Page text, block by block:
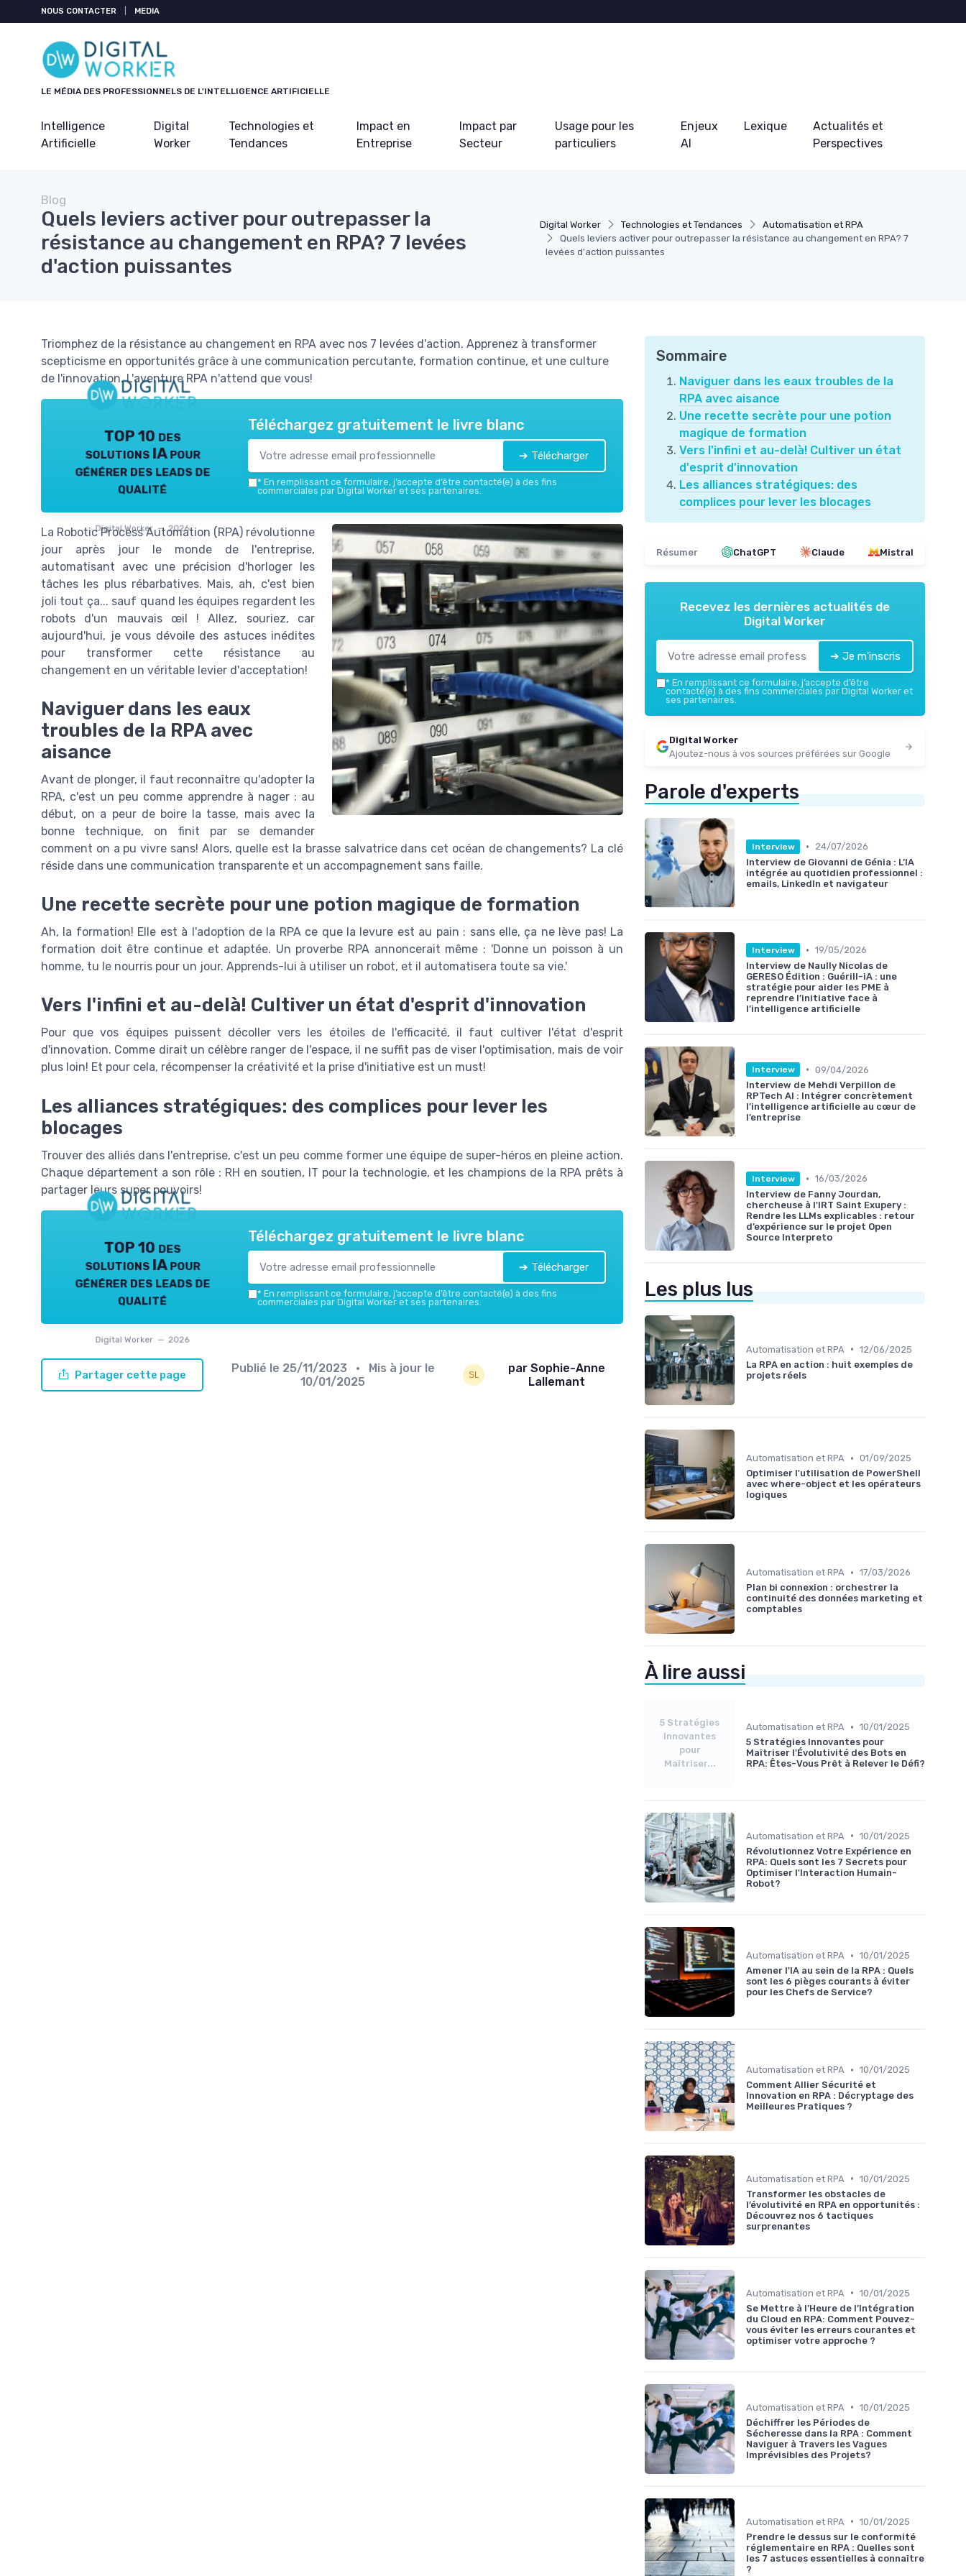
NOUS CONTACTER MEDIA
LE MÉDIA DES PROFESSIONNELS DE L'INTELLIGENCE ARTIFICIELLE
Intelligence
Artificielle
Digital
Worker
Technologies et
Tendances
Impact en
Entreprise
Impact par
Secteur
Usage pour les
particuliers
Enjeux
AI
Lexique
Actualités et
Perspectives
Digital Worker Technologies et Tendances
Automatisation et RPA
Quels leviers activer pour outrepasser la résistance au changement en RPA? 7
levées d'action puissantes
Blog
Quels leviers activer pour outrepasser la
résistance au changement en RPA? 7 levées
d'action puissantes
Triomphez de la résistance au changement en RPA avec nos 7 levées d'action. Apprenez à transformer
scepticisme en opportunités grâce à une communication percutante, formation continue, et une culture
de l'innovation. L'aventure RPA n'attend que vous!
TOP 10 des
solutions IA pour
générer des leads de
qualité
Digital Worker — 2026
Téléchargez gratuitement le livre blanc
➔ Télécharger
* En remplissant ce formulaire, j’accepte d’être contacté(e) à des fins
commerciales par Digital Worker et ses partenaires.
La Robotic Process Automation (RPA) révolutionne
jour après jour le monde de l'entreprise,
automatisant avec une précision d'horloger les
tâches les plus rébarbatives. Mais, ah, c'est bien
joli tout ça... sauf quand les équipes regardent les
robots d'un mauvais œil ! Allez, souriez, car
aujourd'hui, je vous dévoile des astuces inédites
pour transformer cette résistance au
changement en un véritable levier d'acceptation!
Naviguer dans les eaux
troubles de la RPA avec
aisance
Avant de plonger, il faut reconnaître qu'adopter la
RPA, c'est un peu comme apprendre à nager : au
début, on a peur de boire la tasse, mais avec la
bonne technique, on finit par se demander
comment on a pu vivre sans! Alors, quelle est la brasse salvatrice dans cet océan de changements? La clé
réside dans une communication transparente et un accompagnement sans faille.
Une recette secrète pour une potion magique de formation
Ah, la formation! Elle est à l'adoption de la RPA ce que la levure est au pain : sans elle, ça ne lève pas! La
formation doit être continue et adaptée. Un proverbe RPA annoncerait même : 'Donne un poisson à un
homme, tu le nourris pour un jour. Apprends-lui à utiliser un robot, et il automatisera toute sa vie.'
Vers l'infini et au-delà! Cultiver un état d'esprit d'innovation
Pour que vos équipes puissent décoller vers les étoiles de l'efficacité, il faut cultiver l'état d'esprit
d'innovation. Comme dirait un célèbre ranger de l'espace, il ne suffit pas de viser l'optimisation, mais de voir
plus loin! Et pour cela, récompenser la créativité et la prise d'initiative est un must!
Les alliances stratégiques: des complices pour lever les
blocages
Trouver des alliés dans l'entreprise, c'est un peu comme former une équipe de super-héros en pleine action.
Chaque département a son rôle : RH en soutien, IT pour la technologie, et les champions de la RPA prêts à
partager leurs super pouvoirs!
TOP 10 des
solutions IA pour
générer des leads de
qualité
Digital Worker — 2026
Téléchargez gratuitement le livre blanc
➔ Télécharger
* En remplissant ce formulaire, j’accepte d’être contacté(e) à des fins
commerciales par Digital Worker et ses partenaires.
Partager cette page Publié le 25/11/2023
• Mis à jour le
10/01/2025
par Sophie-Anne
Lallemant
Sommaire
Naviguer dans les eaux troubles de la
RPA avec aisance
Une recette secrète pour une potion
magique de formation
Vers l'infini et au-delà! Cultiver un état
d'esprit d'innovation
Les alliances stratégiques: des
complices pour lever les blocages
Résumer ChatGPT Claude Mistral
Recevez les dernières actualités de
Digital Worker
➔ Je m'inscris
* En remplissant ce formulaire, j’accepte d’être
contacté(e) à des fins commerciales par Digital Worker et
ses partenaires.
Digital Worker
Ajoutez-nous à vos sources préférées sur Google
Parole d'experts
Interview •
24/07/2026
Interview de Giovanni de Génia : L’IA
intégrée au quotidien professionnel :
emails, LinkedIn et navigateur
Interview • 19/05/2026
Interview de Naully Nicolas de
GERESO Édition : Guérill-iA : une
stratégie pour aider les PME à
reprendre l’initiative face à
l’intelligence artificielle
Interview • 09/04/2026
Interview de Mehdi Verpillon de
RPTech AI : Intégrer concrètement
l’intelligence artificielle au cœur de
l’entreprise
Interview • 16/03/2026
Interview de Fanny Jourdan,
chercheuse à l'IRT Saint Exupery :
Rendre les LLMs explicables : retour
d’expérience sur le projet Open
Source Interpreto
Les plus lus
Automatisation et RPA • 12/06/2025
La RPA en action : huit exemples de
projets réels
Automatisation et RPA • 01/09/2025
Optimiser l'utilisation de PowerShell
avec where-object et les opérateurs
logiques
Automatisation et RPA • 17/03/2026
Plan bi connexion : orchestrer la
continuité des données marketing et
comptables
À lire aussi
5 Stratégies
Innovantes
pour
Maîtriser...
Automatisation et RPA • 10/01/2025
5 Stratégies Innovantes pour
Maîtriser l'Évolutivité des Bots en
RPA: Êtes-Vous Prêt à Relever le Défi?
Automatisation et RPA • 10/01/2025
Révolutionnez Votre Expérience en
RPA: Quels sont les 7 Secrets pour
Optimiser l'Interaction Humain-
Robot?
Automatisation et RPA • 10/01/2025
Amener l'IA au sein de la RPA : Quels
sont les 6 pièges courants à éviter
pour les Chefs de Service?
Automatisation et RPA • 10/01/2025
Comment Allier Sécurité et
Innovation en RPA : Décryptage des
Meilleures Pratiques ?
Automatisation et RPA • 10/01/2025
Transformer les obstacles de
l’évolutivité en RPA en opportunités :
Découvrez nos 6 tactiques
surprenantes
Automatisation et RPA • 10/01/2025
Se Mettre à l’Heure de l’Intégration
du Cloud en RPA: Comment Pouvez-
vous éviter les erreurs courantes et
optimiser votre approche ?
Automatisation et RPA • 10/01/2025
Déchiffrer les Périodes de
Sécheresse dans la RPA : Comment
Naviguer à Travers les Vagues
Imprévisibles des Projets?
Automatisation et RPA • 10/01/2025
Prendre le dessus sur le conformité
réglementaire en RPA : Quelles sont
les 7 astuces essentielles à connaître
?
Panneau de gestion des cookies